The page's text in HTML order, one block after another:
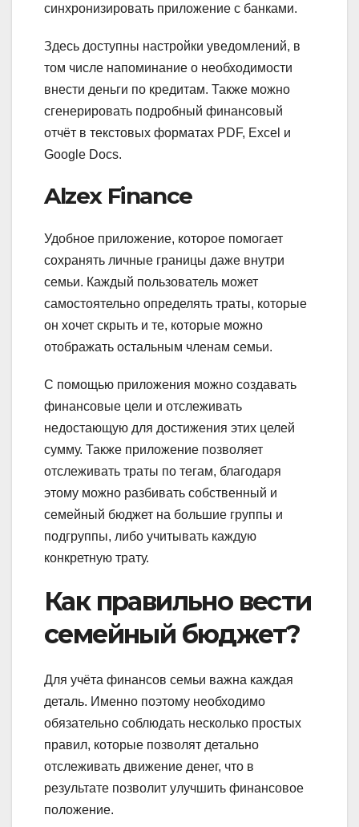
синхронизировать приложение с банками.
Здесь доступны настройки уведомлений, в
том числе напоминание о необходимости
внести деньги по кредитам. Также можно
сгенерировать подробный финансовый
отчёт в текстовых форматах PDF, Excel и
Google Docs.
Alzex Finance
Удобное приложение, которое помогает
сохранять личные границы даже внутри
семьи. Каждый пользователь может
самостоятельно определять траты, которые
он хочет скрыть и те, которые можно
отображать остальным членам семьи.
С помощью приложения можно создавать
финансовые цели и отслеживать
недостающую для достижения этих целей
сумму. Также приложение позволяет
отслеживать траты по тегам, благодаря
этому можно разбивать собственный и
семейный бюджет на большие группы и
подгруппы, либо учитывать каждую
конкретную трату.
Как правильно вести
семейный бюджет?
Для учёта финансов семьи важна каждая
деталь. Именно поэтому необходимо
обязательно соблюдать несколько простых
правил, которые позволят детально
отслеживать движение денег, что в
результате позволит улучшить финансовое
положение.